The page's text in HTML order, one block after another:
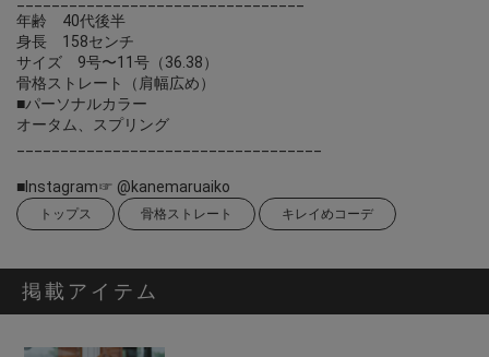
年齢 40代後半
身長 158センチ
サイズ 9号〜11号（36.38）
骨格ストレート（肩幅広め）
■パーソナルカラー
オータム、スプリング
■Instagram☞ @kanemaruaiko
トップス 骨格ストレート キレイめコーデ
掲載アイテム